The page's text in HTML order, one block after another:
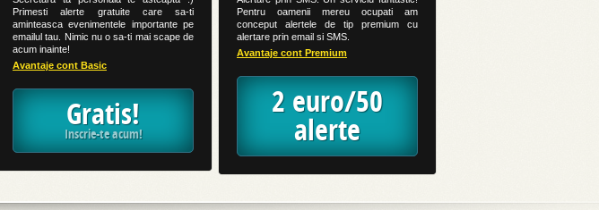
Pentru oamenii mereu ocupati am
conceput alertele de tip premium cu
alertare prin email si SMS.
Avantaje cont Premium
2 euro/50
alerte
Primesti alerte gratuite care sa-ti
aminteasca evenimentele importante pe
emailul tau. Nimic nu o sa-ti mai scape de
acum inainte!
Avantaje cont Basic
Gratis!
Inscrie-te acum!